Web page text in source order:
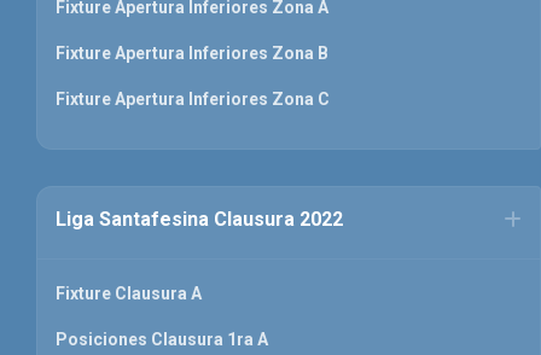
Fixture Apertura Inferiores Zona A
Fixture Apertura Inferiores Zona B
Fixture Apertura Inferiores Zona C
Liga Santafesina Clausura 2022
Fixture Clausura A
Posiciones Clausura 1ra A